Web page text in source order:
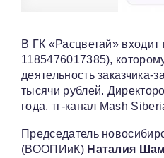
В ГК «Расцветай»
1185476017385),
деятельность
тысячи рублей.
года, тг-канал Mash
Председатель
(ВООПИиК) Наталия